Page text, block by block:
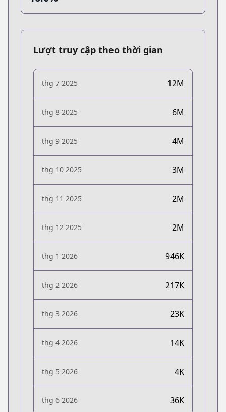
Lượt truy cập theo thời gian
thg 7 2025 12M
thg 8 2025 6M
thg 9 2025 4M
thg 10 2025 3M
thg 11 2025 2M
thg 12 2025 2M
thg 1 2026 946K
thg 2 2026 217K
thg 3 2026 23K
thg 4 2026 14K
thg 5 2026 4K
thg 6 2026 36K